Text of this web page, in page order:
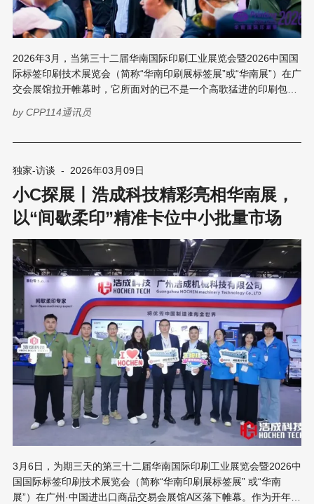
2026年3月，当第三十二届华南国际印刷工业展览会暨2026中国国
际标签印刷技术展览会（简称“华南印刷展标签展”或“华南展”）在广
交会展馆拉开帷幕时，它所面对的已不是一个高歌猛进的印刷包装
压，这些才是当下行业的关键词。 正是在这样的背景下，华南展却
畅想未来、易加易等国内数码印刷设备领军企业首次入驻，大批绿
行业代表性、技术前沿性均实现新提升。 这组数据的背后，或许隐
藏着一个更值得追问的问题：当行业下行，企业收紧预算，为什么
反而更离不开一场展会？ 带着这样的疑问，CPP114中华印刷包装
网记者苏苏在华南展举办期间专访了华南展主办方代表之一的中国
对外贸易广州展览有限公司华兴分公司副总经理华谦生先生。 三维
需求锚定 “在当前印刷包装行业下行、展会赛道竞争白热化的背景
下，华南展仍然能够保持展会面积稳中有升，老客户回头率超六
成”，华谦生在采访中
byCPP114通讯员
独家-访谈 - 2026年03月09日
小C探展丨浩成科技精彩亮相华南展，
以“间歇柔印”精准卡位中小批量市场
3月6日，为期三天的第三十二届华南国际印刷工业展览会暨2026中
国国际标签印刷技术展览会（简称“华南印刷展标签展” 或“华南
展”）在广州·中国进出口商品交易会展馆A区落下帷幕。作为开年首